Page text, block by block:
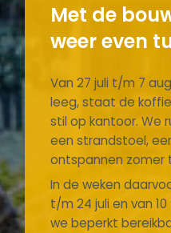
Met de
weer even
Van 27 juli t/m 7
leeg, staat de
stil op kantoor. We
een strandstoel,
ontspannen zomer
In de weken
t/m 24 juli en van
we beperkt